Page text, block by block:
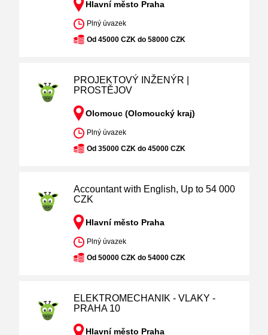
Hlavní město Praha
Plný úvazek
Od 45000 CZK do 58000 CZK
PROJEKTOVÝ INŽENÝR |
PROSTĚJOV
Olomouc (Olomoucký kraj)
Plný úvazek
Od 35000 CZK do 45000 CZK
Accountant with English, Up to 54 000
CZK
Hlavní město Praha
Plný úvazek
Od 50000 CZK do 54000 CZK
ELEKTROMECHANIK - VLAKY -
PRAHA 10
Hlavní město Praha